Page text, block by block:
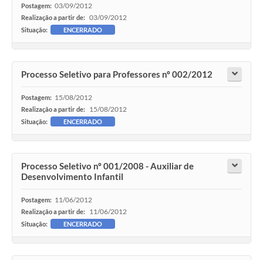
Postagem: 03/09/2012
Realização a partir de: 03/09/2012
Situação: ENCERRADO
Processo Seletivo para Professores nº 002/2012
Postagem: 15/08/2012
Realização a partir de: 15/08/2012
Situação: ENCERRADO
Processo Seletivo nº 001/2008 - Auxiliar de
Desenvolvimento Infantil
Postagem: 11/06/2012
Realização a partir de: 11/06/2012
Situação: ENCERRADO